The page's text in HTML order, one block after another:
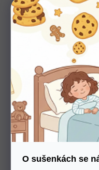
O sušenkách se
obchodu (e-shopu),
mailem), telefonicky
Společnosti (dále
údajezákazníků:
titul, jméno a
IČO,
DIČ,
dodací adresa,